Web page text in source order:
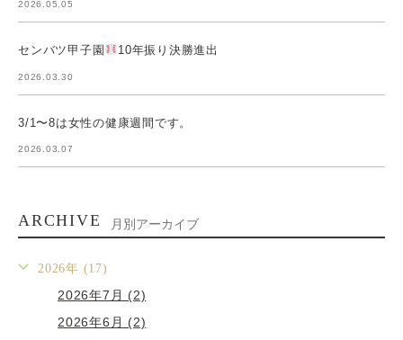
2026.05.05
センバツ甲子園 10年振り決勝進出
2026.03.30
3/1〜8は女性の健康週間です。
2026.03.07
ARCHIVE 月別アーカイブ
2026年 (17)
2026年7月 (2)
2026年6月 (2)